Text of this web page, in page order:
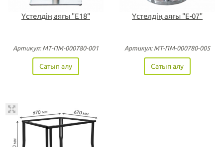
Үстелдің аяғы "Е18"
Артикул: МТ-ПМ-000780-001
Сатып алу
Үстелдің аяғы "Е-07"
Артикул: МТ-ПМ-000780-005
Сатып алу